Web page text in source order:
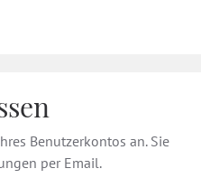
Benutzerkontos an. Sie
per Email.